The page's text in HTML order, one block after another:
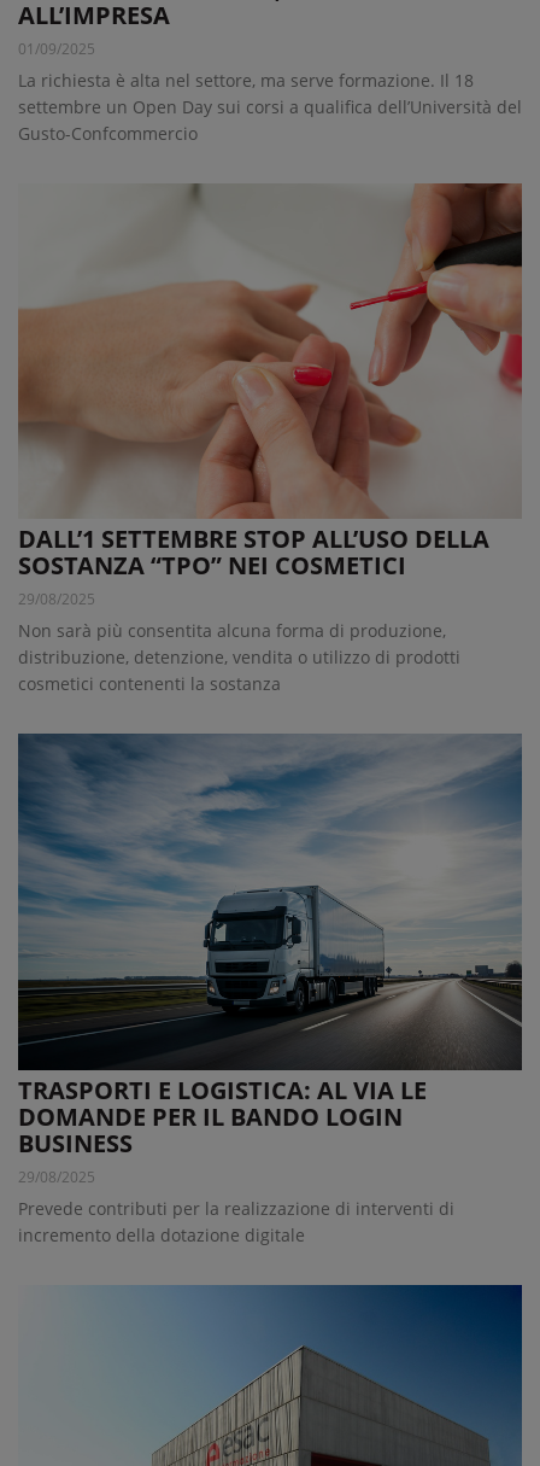
ALL’IMPRESA
01/09/2025
La richiesta è alta nel settore, ma serve formazione. Il 18
settembre un Open Day sui corsi a qualifica dell’Università del
Gusto-Confcommercio
DALL’1 SETTEMBRE STOP ALL’USO DELLA
SOSTANZA “TPO” NEI COSMETICI
29/08/2025
Non sarà più consentita alcuna forma di produzione,
distribuzione, detenzione, vendita o utilizzo di prodotti
cosmetici contenenti la sostanza
TRASPORTI E LOGISTICA: AL VIA LE
DOMANDE PER IL BANDO LOGIN
BUSINESS
29/08/2025
Prevede contributi per la realizzazione di interventi di
incremento della dotazione digitale